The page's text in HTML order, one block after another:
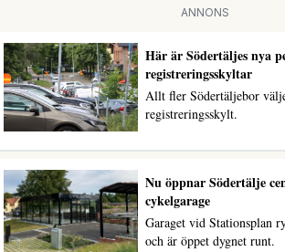
ANNONS
Här är Södertäljes nya
registreringsskyltar
Allt fler Södertäljebor
registreringsskylt.
Nu öppnar Södertälje
cykelgarage
Garaget vid Stationsplan
och är öppet dygnet runt.